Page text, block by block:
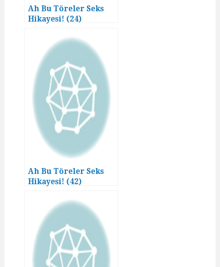
Ah Bu Töreler Seks
Hikayesi! (24)
Ah Bu Töreler Seks
Hikayesi! (42)